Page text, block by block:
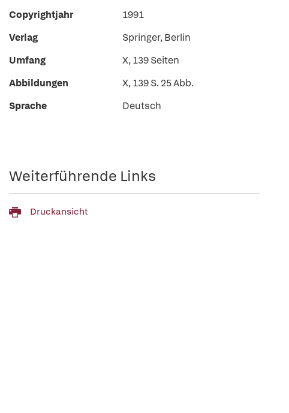
Copyrightjahr
1991
Verlag
Springer, Berlin
Umfang
X, 139 Seiten
Abbildungen
X, 139 S. 25 Abb.
Sprache
Deutsch
Weiterführende Links
Druckansicht